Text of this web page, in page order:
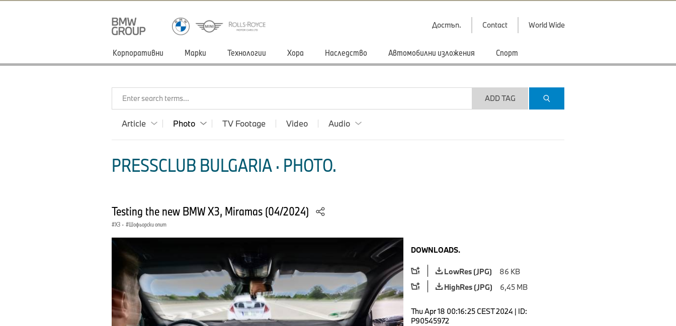
Достъп. Contact World Wide
Корпоративни Марки Технологии Хора Наследство Автомобилни изложения Спорт
Enter search terms... ADD TAG
Article Photo TV Footage Video Audio
PRESSCLUB BULGARIA · PHOTO.
Testing the new BMW X3, Miramas (04/2024)
X3 · Шофьорски опит
DOWNLOADS.
LowRes (JPG)
86 KB
HighRes (JPG)
6,45 MB
Thu Apr 18 00:16:25 CEST 2024 | ID:
P90545972